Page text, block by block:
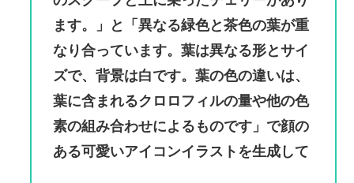
ます。」と「異なる緑色と茶色の葉が重
なり合っています。葉は異なる形とサイ
ズで、背景は白です。葉の色の違いは、
葉に含まれるクロロフィルの量や他の色
素の組み合わせによるものです」で顔の
ある可愛いアイコンイラストを生成して